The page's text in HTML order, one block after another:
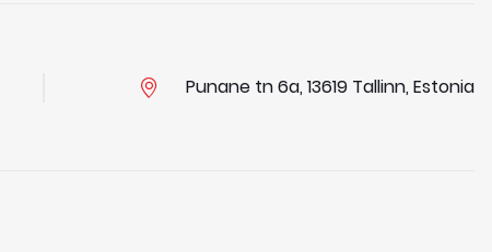
Punane tn 6a, 13619 Tallinn, Estonia